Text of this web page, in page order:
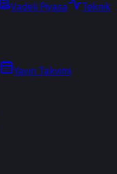
Vadeli Piyasa
Teknik
Yayın Takvimi